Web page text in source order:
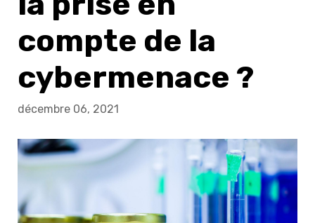
compte de la
cybermenace ?
décembre 06, 2021